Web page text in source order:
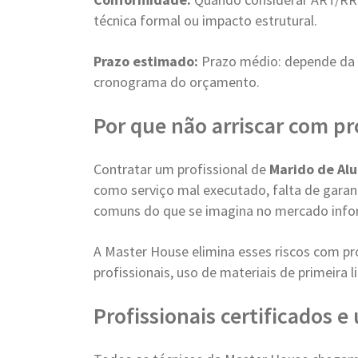
técnica formal ou impacto estrutural.
Prazo estimado: Prazo médio: depende
cronograma do orçamento.
Por que não arriscar com
Contratar um profissional de Marido de
como serviço mal executado, falta de
comuns do que se imagina no mercado
A Master House elimina esses riscos com
profissionais, uso de materiais de primeira
Profissionais certificados